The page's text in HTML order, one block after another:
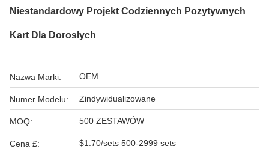
Niestandardowy Projekt Codziennych Pozytywnych
Kart Dla Dorosłych
Nazwa Marki: OEM
Numer Modelu: Zindywidualizowane
MOQ: 500 ZESTAWÓW
Cena £: $1.70/sets 500-2999 sets